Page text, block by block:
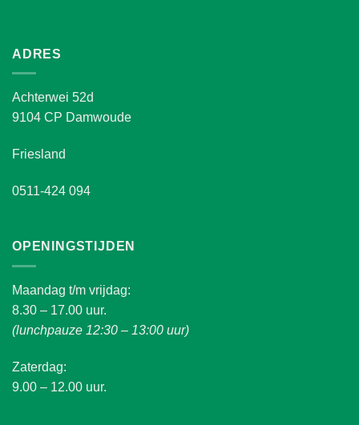
ADRES
Achterwei 52d
9104 CP Damwoude
Friesland
0511-424 094
OPENINGSTIJDEN
Maandag t/m vrijdag:
8.30 – 17.00 uur.
(lunchpauze 12:30 – 13:00 uur)
Zaterdag:
9.00 – 12.00 uur.